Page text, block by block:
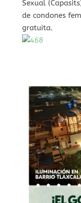
Sexual
de condones
gratuita.